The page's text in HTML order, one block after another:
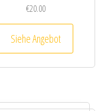
€20.00
Siehe Angebot